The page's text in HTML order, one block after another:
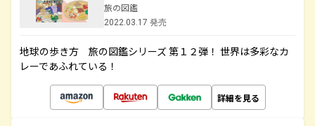
旅の図鑑
2022.03.17 発売
地球の歩き方 旅の図鑑シリーズ 第１２弾！ 世界は多彩なカ
レーであふれている！
詳細を見る